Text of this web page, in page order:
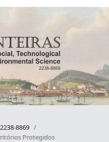
8869 /
Protegidos